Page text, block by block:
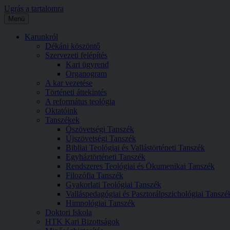
Ugrás a tartalomra
Menü
Karunkról
Dékáni köszöntő
Szervezeti felépítés
Kari ügyrend
Organogram
A kar vezetése
Történeti áttekintés
A református teológia
Oktatóink
Tanszékek
Ószövetségi Tanszék
Újszövetségi Tanszék
Bibliai Teológiai és Vallástörténeti Tanszék
Egyháztörténeti Tanszék
Rendszeres Teológiai és Ökumenikai Tanszék
Filozófia Tanszék
Gyakorlati Teológiai Tanszék
Valláspedagógiai és Pasztorálpszichológiai
Himnológiai Tanszék
Doktori Iskola
HTK Kari Bizottságok